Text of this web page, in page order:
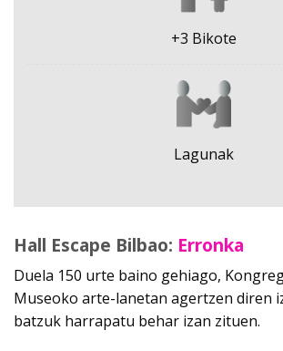
+3 Bikote
Lagunak
Hall Escape Bilbao: Erronka
Duela 150 urte baino gehiago,
Museoko arte-lanetan agertzen diren
batzuk harrapatu behar izan zituen.